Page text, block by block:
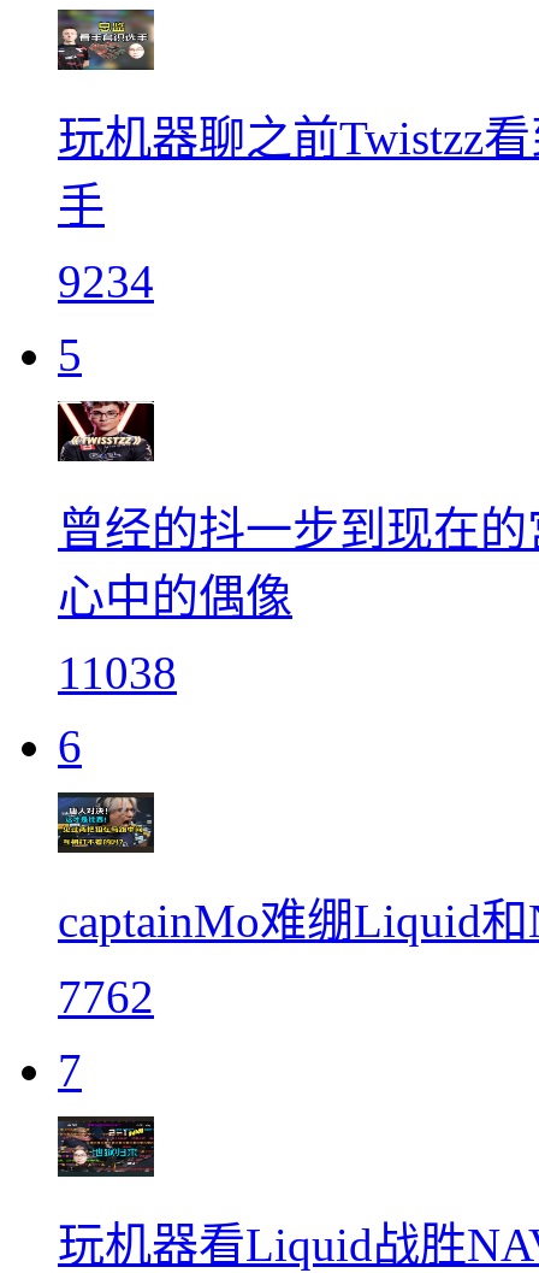
玩机器聊之前Twistzz
手
9234
5
曾经的抖一步到现在
心中的偶像
11038
6
captainMo难绷Liquid
7762
7
玩机器看Liquid战胜